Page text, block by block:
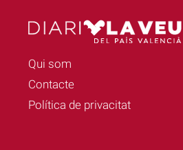
Qui som
Contacte
Política de privacitat